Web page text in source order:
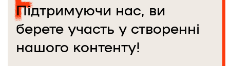
Підтримуючи нас, ви
берете участь у створенні
нашого контенту!